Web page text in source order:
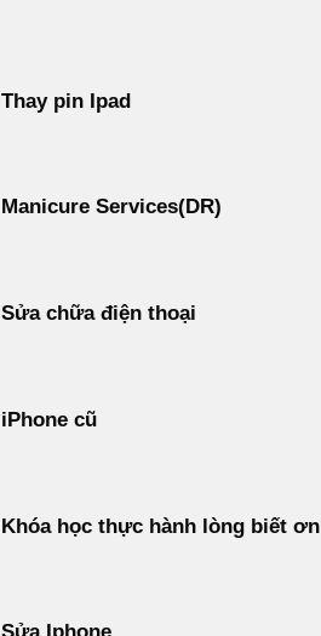
Thay pin Ipad
Manicure Services(DR)
Sửa chữa điện thoại
iPhone cũ
Khóa học thực hành lòng biết ơn